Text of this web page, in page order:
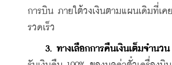
การบิน ภายใต้วงเงินตามแผนเดิมที่เค
รวดเร็ว
3. ทางเลือกการคืนเงินเต็มจำนว